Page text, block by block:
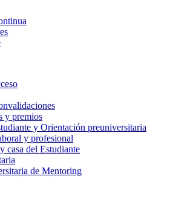
y premios
y Orientación preuniversitaria
y profesional
casa del Estudiante
de Mentoring